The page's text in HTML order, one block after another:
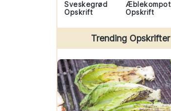
Sveskegrød
Opskrift
Æblekompot
Opskrift
Trending Opskrifter